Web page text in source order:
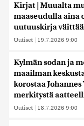
Kirjat | Muualta
maaseudulla aina
uutuuskirja väittää
Uutiset | 19.7.2026 9:00
Kylmän sodan ja
maailman
korostaa
merkitystä
Uutiset | 18.7.2026 9:00